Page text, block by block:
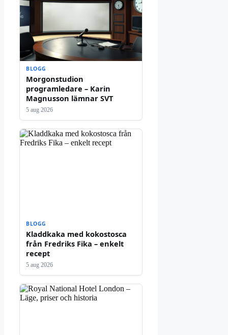
BLOGG
Morgonstudion
programledare – Karin
Magnusson lämnar SVT
5 aug 2026
BLOGG
Kladdkaka med kokostosca
från Fredriks Fika – enkelt
recept
5 aug 2026